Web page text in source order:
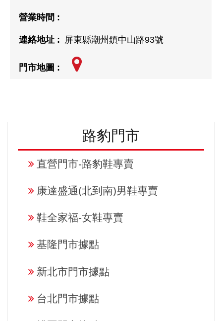
路豹門市
直營門市-路豹鞋專賣
康達盛通(北到南)男鞋專賣
鞋全家福-女鞋專賣
基隆門市據點
新北市門市據點
台北門市據點
屏東縣潮州鎮中山路93號